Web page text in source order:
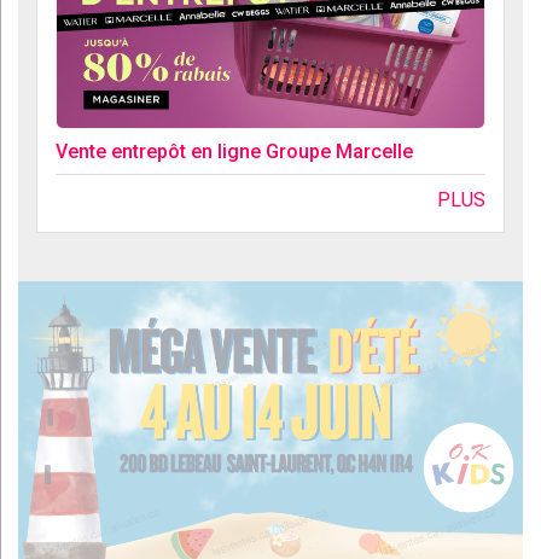
Vente entrepôt en ligne Groupe Marcelle
PLUS